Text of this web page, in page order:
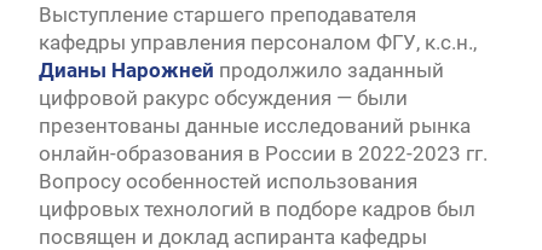
Выступление старшего преподавателя
кафедры управления персоналом ФГУ, к.с.н.,
Дианы Нарожней продолжило заданный
цифровой ракурс обсуждения — были
презентованы данные исследований рынка
онлайн-образования в России в 2022-2023 гг.
Вопросу особенностей использования
цифровых технологий в подборе кадров был
посвящен и доклад аспиранта кафедры